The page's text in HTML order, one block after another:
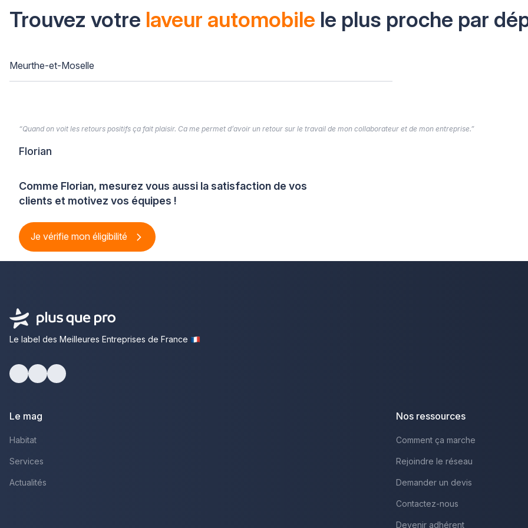
Trouvez votre laveur automobile le plus proche par
Meurthe-et-Moselle
Comme Florian, mesurez vous aussi la satisfaction de vos
clients et motivez vos équipes !
Je vérifie mon éligibilité
“Quand on voit les retours positifs ça fait plaisir. Ca me permet d’avoir un retour sur le travail de mon collaborateur et de mon entreprise.”
Florian
Le label des Meilleures Entreprises de France
Le mag
Habitat
Services
Actualités
Nos ressources
Comment ça marche
Rejoindre le réseau
Demander un devis
Contactez-nous
Devenir adhérent